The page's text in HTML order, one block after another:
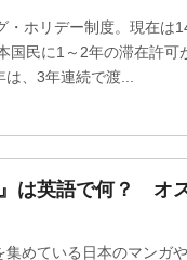
ホリデー制度。現在は
国民に1～2年の滞在許可
は、3年連続で渡...
』は英語で何？ オ
めている日本のマンガ